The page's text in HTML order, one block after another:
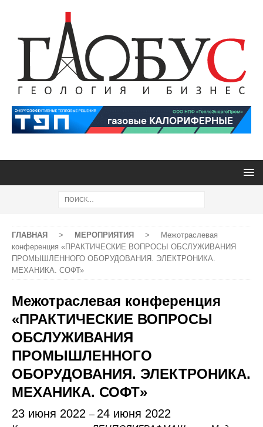
ГЛАВНАЯ > МЕРОПРИЯТИЯ >
Межотраслевая
конференция «ПРАКТИЧЕСКИЕ ВОПРОСЫ ОБСЛУЖИВАНИЯ
ПРОМЫШЛЕННОГО ОБОРУДОВАНИЯ. ЭЛЕКТРОНИКА.
МЕХАНИКА. СОФТ»
Межотраслевая конференция
«ПРАКТИЧЕСКИЕ ВОПРОСЫ
ОБСЛУЖИВАНИЯ
ПРОМЫШЛЕННОГО
ОБОРУДОВАНИЯ. ЭЛЕКТРОНИКА.
МЕХАНИКА. СОФТ»
23 июня 2022 – 24 июня 2022